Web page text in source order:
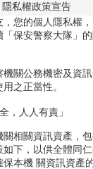
隱私權政策宣告
，您的個人隱私權
「保安警察大隊」
機關公務機密及資
之正當性。
，人人有責」
關相關資訊資產，
如下，以供全體同
本機 關資訊資產